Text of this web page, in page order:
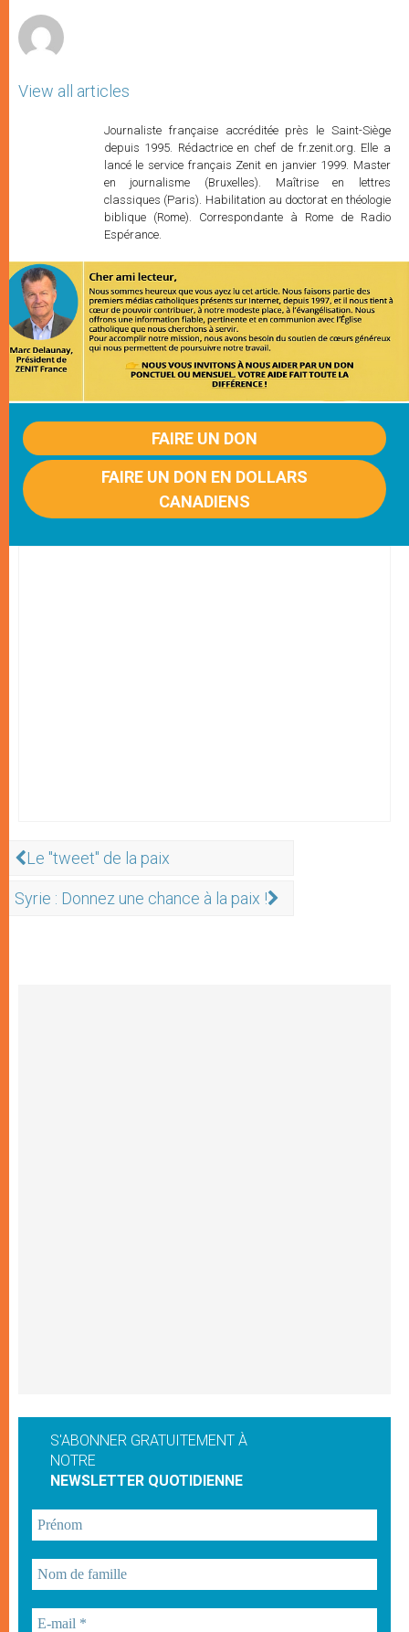
View all articles
Journaliste française accréditée près le Saint-Siège
depuis 1995. Rédactrice en chef de fr.zenit.org. Elle a
lancé le service français Zenit en janvier 1999. Master
en journalisme (Bruxelles). Maîtrise en lettres
classiques (Paris). Habilitation au doctorat en théologie
biblique (Rome). Correspondante à Rome de Radio
Espérance.
FAIRE UN DON
FAIRE UN DON EN DOLLARS
CANADIENS
Le "tweet" de la paix
Syrie : Donnez une chance à la paix !
S'ABONNER GRATUITEMENT À
NOTRE
NEWSLETTER QUOTIDIENNE